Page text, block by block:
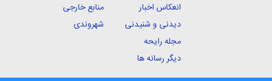
انعکاس اخبار
دیدنی و شنیدنی
مجله رایحه
دیگر رسانه ها
منابع خارجی
شهروندی